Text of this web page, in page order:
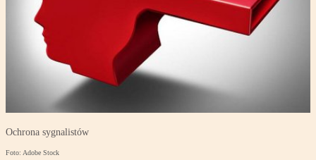
Ochrona sygnalistów
Foto: Adobe Stock